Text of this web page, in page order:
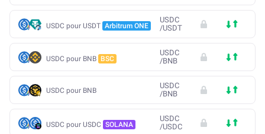
USDC pour USDT Arbitrum ONE
USDC
/USDT
USDC pour BNB BSC
USDC
/BNB
USDC pour BNB
USDC
/BNB
USDC pour USDC SOLANA
USDC
/USDC